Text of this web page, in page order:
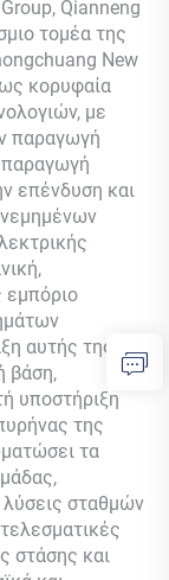
Qianneng
τομέα της
New
ως κορυφαία
με
παραγωγή
παραγωγή
επένδυση και
εμπόριο
αυτής της
βάση,
υποστήριξη
της
τα
σταθμών
στάσης και